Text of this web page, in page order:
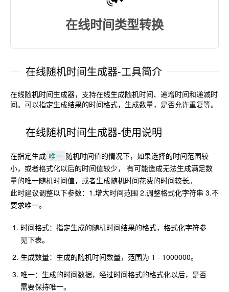
在线时间类型转换
在线随机时间生成器-工具简介
在线随机时间生成器，支持在线生成随机时间、递增时间和递减时
间。可以指定生成结果的时间格式，生成数量，是否允许重复等。
在线随机时间生成器-使用说明
在指定生成 唯一 随机时间值的情况下，如果选择的时间范围较
小，或者格式化以后的时间值较少， 有可能造成无法生成满足数
量的唯一随机时间值，或者生成随机时间花费的时间较长。
此时建议调整以下参数：1.增大时间范围 2.调整格式化字符串 3.不
要求唯一。
时间格式：指定生成的随机时间结果的格式，格式化字符参
见下表。
生成数量：生成的随机时间数量，范围为 1 - 1000000。
唯一：生成的时间数据，经过时间格式的格式化以后，是否
需要保持唯一。